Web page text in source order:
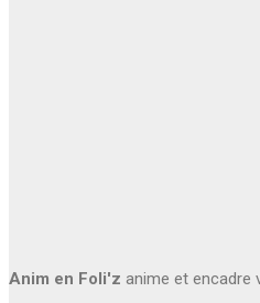
Anim en Foli'z anime et encadre